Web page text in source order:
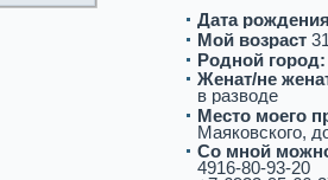
Дата
Мой возpaст
Роднoй город:
Женат/не
в paзводе
Место моего
Маяковского,
Со мнoй
4916-80-93-20